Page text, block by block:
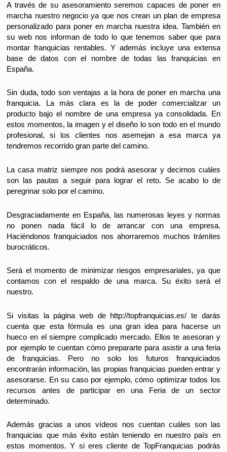
A través de su asesoramiento seremos capaces de poner en
marcha nuestro negocio ya que nos crean un plan de empresa
personalizado para poner en marcha nuestra idea. También en
su web nos informan de todo lo que tenemos saber que para
montarfranquicias rentables. Y además incluye una extensa
base de datos con el nombre de todas lasfranquicias en
España.
Sin duda, todo son ventajas a la hora de poner en marcha una
franquicia. La más clara es la de poder comercializar un
producto bajo el nombre de una empresa ya consolidada. En
estos momentos, la imagen y el diseño lo son todo en el mundo
profesional, si los clientes nos asemejan a esa marca ya
tendremos recorrido gran parte del camino.
La casa matriz siempre nos podrá asesorar y decirnos cuáles
son las pautas a seguir para lograr el reto. Se acabo lo de
peregrinar solo por el camino.
Desgraciadamente en España, las numerosas leyes y normas
no ponen nada fácil lo de arrancar con una empresa.
Haciéndonos franquiciados nos ahorraremos muchos trámites
burocráticos.
Será el momento de minimizar riesgos empresariales, ya que
contamos con el respaldo de una marca. Su éxito será el
nuestro.
Si visitas la página web de http://topfranquicias.es/ te darás
cuenta que esta fórmula es una gran idea para hacerse un
hueco en el siempre complicado mercado. Ellos te asesoran y
por ejemplo te cuentan cómo prepararte para asistir a una feria
defranquicias. Pero no solo los futuros franquiciados
encontrarán información, las propias franquicias pueden entrar y
asesorarse. En su caso por ejemplo, cómo optimizar todos los
recursos antes de participar en una Feria de un sector
determinado.
Además gracias a unos vídeos nos cuentan cuáles son las
franquicias que más éxito están teniendo en nuestro país en
estos momentos. Y si eres cliente de TopFranquicias podrás